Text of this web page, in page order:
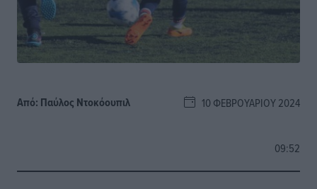
Από: Παύλος Nτοκόουπιλ 10 ΦΕΒΡΟΥΑΡΊΟΥ 2024
09:52